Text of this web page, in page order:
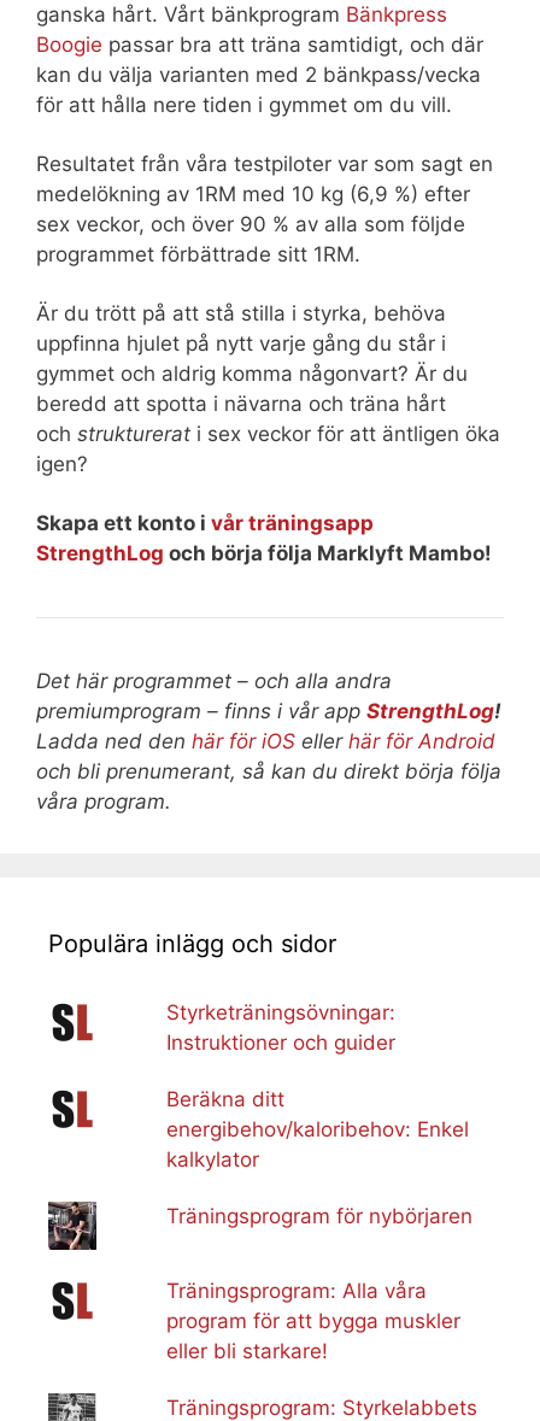
ganska hårt. Vårt bänkprogram Bänkpress
Boogie passar bra att träna samtidigt, och där
kan du välja varianten med 2 bänkpass/vecka
för att hålla nere tiden i gymmet om du vill.
Resultatet från våra testpiloter var som sagt en
medelökning av 1RM med 10 kg (6,9 %) efter
sex veckor, och över 90 % av alla som följde
programmet förbättrade sitt 1RM.
Är du trött på att stå stilla i styrka, behöva
uppfinna hjulet på nytt varje gång du står i
gymmet och aldrig komma någonvart? Är du
beredd att spotta i nävarna och träna hårt
och strukturerat i sex veckor för att äntligen öka
igen?
Skapa ett konto i vår träningsapp
StrengthLog och börja följa Marklyft Mambo!
Det här programmet – och alla andra
premiumprogram – finns i vår app StrengthLog!
Ladda ned den här för iOS eller här för Android
och bli prenumerant, så kan du direkt börja följa
våra program.
Populära inlägg och sidor
Styrketräningsövningar:
Instruktioner och guider
Beräkna ditt
energibehov/kaloribehov: Enkel
kalkylator
Träningsprogram för nybörjaren
Träningsprogram: Alla våra
program för att bygga muskler
eller bli starkare!
Träningsprogram: Styrkelabbets